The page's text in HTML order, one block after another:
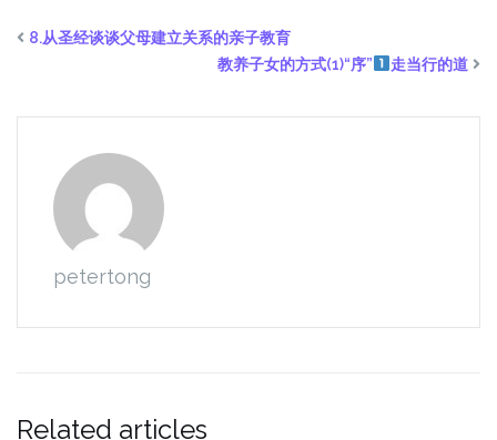
8.从圣经谈谈父母建立关系的亲子教育
教养子女的方式(1)“序”
走当行的道
petertong
Related articles